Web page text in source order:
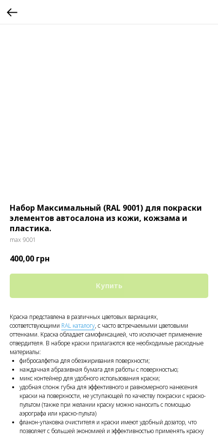
Набор Максимальный (RAL 9001) для покраски
элементов автосалона из кожи, кожзама и
пластика.
max 9001
400,00 грн
Купить
Краска представлена в различных цветовых вариациях,
соответствующими RAL каталогу, с часто встречаемыми цветовыми
оттенками. Краска обладает самофиксацией, что исключает применение
отвердителя. В наборе краски прилагаются все необходимые расходные
материалы:
фибросалфетка для обезжиривания поверхности;
наждачная абразивная бумага для работы с поверхностью;
микс контейнер для удобного использования краски;
удобная спонж губка для эффективного и равномерного нанесения
краски на поверхности, не уступающей по качеству покраски с краско-
пультом (также при желании краску можно наносить с помощью
аэрографа или краско-пульта)
флакон-упаковка очистителя и краски имеют удобный дозатор, что
позволяет с большей экономией и эффективностью применять краску